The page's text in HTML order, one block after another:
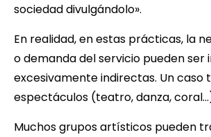
sociedad divulgándolo».
En realidad, en estas prácticas, la
o demanda del servicio pueden ser
excesivamente indirectas. Un caso
espectáculos (teatro, danza,
Muchos grupos artísticos pueden